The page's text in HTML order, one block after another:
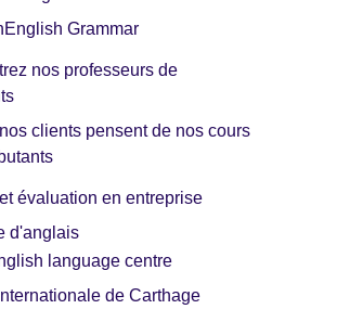
Grammar
nos professeurs de
clients pensent de nos cours
évaluation en entreprise
d'anglais
language centre
de Carthage